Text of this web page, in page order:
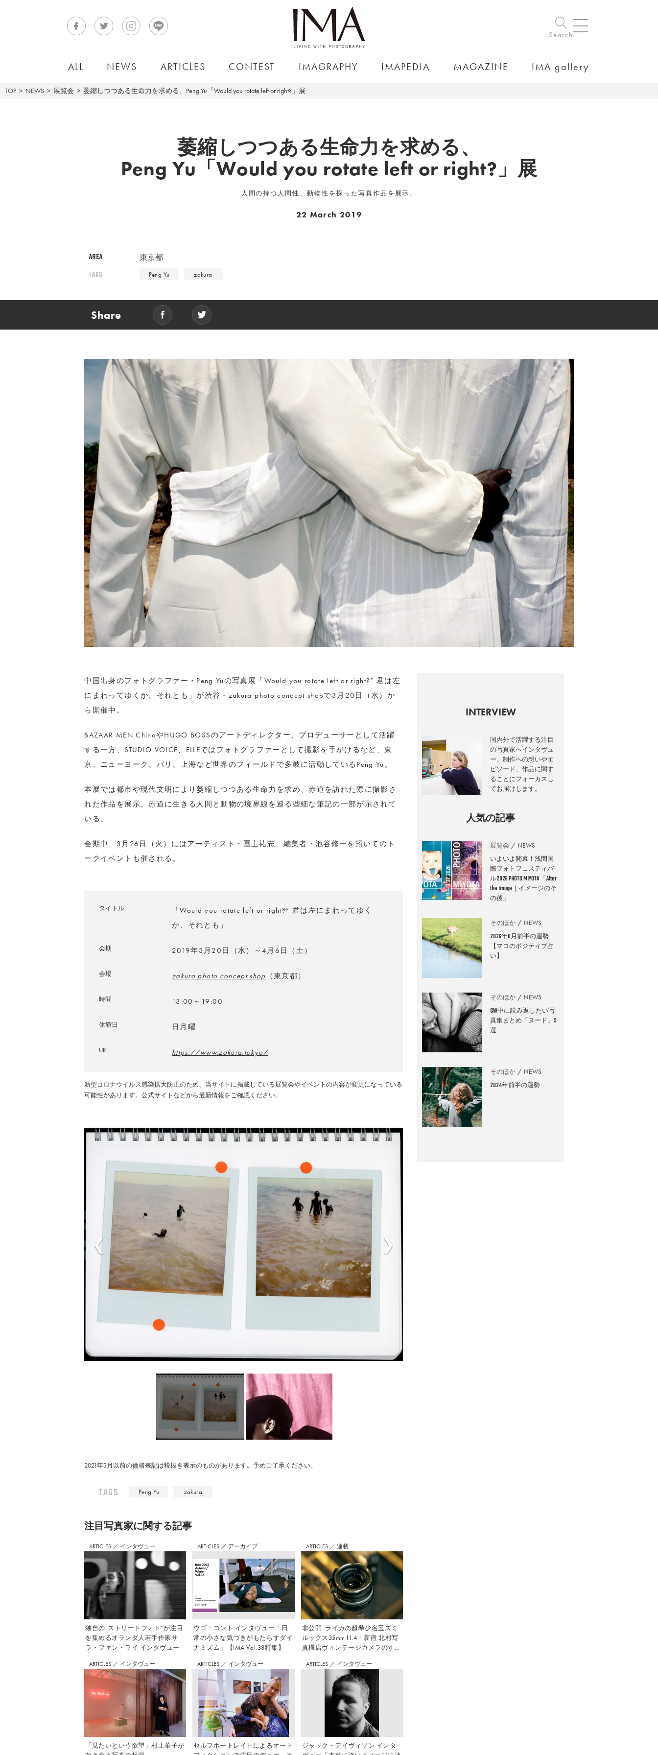
Search
ALL NEWS ARTICLES CONTEST IMAGRAPHY IMAPEDIA MAGAZINE IMA gallery
TOP NEWS 展覧会 萎縮しつつある生命力を求める、Peng Yu「Would you rotate left or right?」展
萎縮しつつある生命力を求める、
Peng Yu「Would you rotate left or right?」展
人間の持つ人間性、動物性を探った写真作品を展示。
22 March 2019
AREA 東京都
TAGS Peng Yu zakura
Share
中国出身のフォトグラファー・Peng Yuの写真展「Would you rotate left or right?” 君は左
にまわってゆくか、それとも」が渋谷・zakura photo concept shopで3月20日（水）か
ら開催中。
BAZAAR MEN ChinaやHUGO BOSSのアートディレクター、プロデューサーとして活躍
する一方、STUDIO VOICE、ELLEではフォトグラファーとして撮影を手がけるなど、東
京、ニューヨーク、パリ、上海など世界のフィールドで多岐に活動しているPeng Yu。
本展では都市や現代文明により萎縮しつつある生命力を求め、赤道を訪れた際に撮影さ
れた作品を展示。赤道に生きる人間と動物の境界線を巡る些細な筆記の一部が示されて
いる。
会期中、3月26日（火）にはアーティスト・團上祐志、編集者・池谷修一を招いてのト
ークイベントも催される。
タイトル
「Would you rotate left or right?” 君は左にまわってゆく
か、それとも」
会期 2019年3月20日（水）～4月6日（土）
会場 zakura photo concept shop （東京都）
時間 13:00～19:00
休館日 日月曜
URL https://www.zakura.tokyo/
新型コロナウイルス感染拡大防止のため、当サイトに掲載している展覧会やイベントの内容が変更になっている
可能性があります。公式サイトなどから最新情報をご確認ください。
2021年3月以前の価格表記は税抜き表示のものがあります。予めご了承ください。
TAGS Peng Yu zakura
注⽬写真家に関する記事
ARTICLES ／ インタヴュー
独自の“ストリートフォト”が注目
を集めるオランダ人若手作家サ
ラ・ファン・ライ インタヴュー
ARTICLES ／ アーカイブ
ウゴ・コント インタヴュー「日
常の小さな気づきがもたらすダイ
ナミズム」【IMA Vol.38特集】
ARTICLES ／ 連載
非公開: ライカの超希少名玉ズミ
ルックス35mm f1.4｜新宿 北村写
真機店ヴィンテージカメラのすす
ARTICLES ／ インタヴュー
「見たいという欲望」村上華子が
ARTICLES ／ インタヴュー
セルフポートレイトによるオート
ARTICLES ／ インタヴュー
ジャック・デイヴィソン インタ
INTERVIEW
国内外で活躍する注目
の写真家へインタヴュ
ー。制作への想いやエ
ピソード、作品に関す
ることにフォーカスし
てお届けします。
人気の記事
展覧会 NEWS
いよいよ開幕！浅間国
際フォトフェスティバ
ル2026 PHOTO MIYOTA 「After
the Image｜イメージのそ
の後」
そのほか NEWS
2026年8月前半の運勢
【マコのポジティブ占
い】
そのほか NEWS
GW中に読み返したい写
真集まとめ「ヌード」5
選
そのほか NEWS
2024年前半の運勢